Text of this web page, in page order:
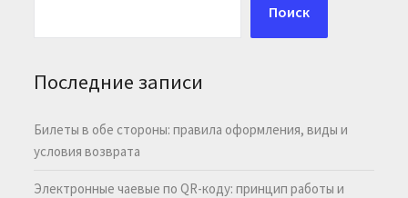
Поиск
Последние записи
Билеты в обе стороны: правила оформления, виды и
условия возврата
Электронные чаевые по QR-коду: принцип работы и